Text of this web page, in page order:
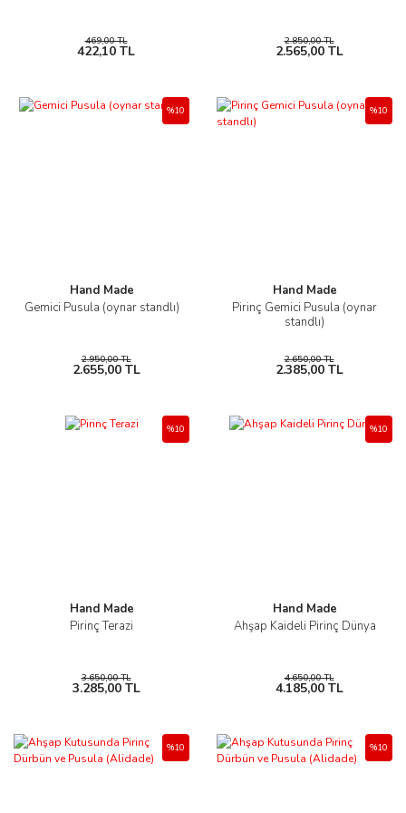
469,00 TL
422,10 TL
2.850,00 TL
2.565,00 TL
Hand Made
Gemici Pusula (oynar standlı)
%10
2.950,00 TL
2.655,00 TL
Hand Made
Pirinç Gemici Pusula (oynar
standlı)
%10
2.650,00 TL
2.385,00 TL
Hand Made
Pirinç Terazi
%10
3.650,00 TL
3.285,00 TL
Hand Made
Ahşap Kaideli Pirinç Dünya
%10
4.650,00 TL
4.185,00 TL
%10 %10